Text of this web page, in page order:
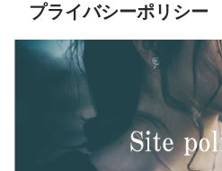
プライバシーポリシー